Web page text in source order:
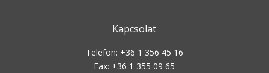
Kapcsolat
Telefon: +36 1 356 45 16
Fax: +36 1 355 09 65